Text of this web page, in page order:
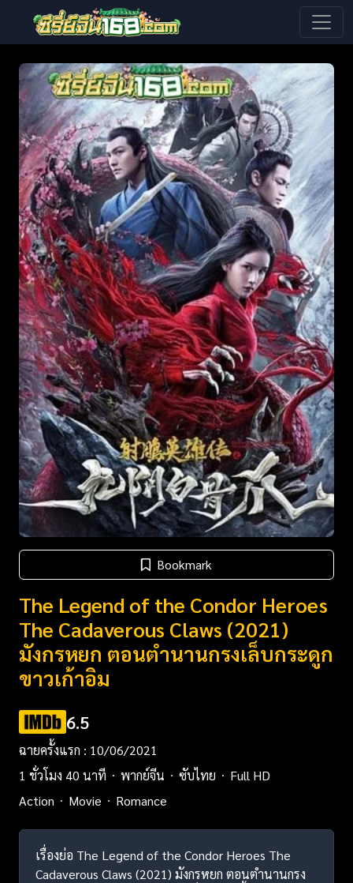
Bookmark
The Legend of the Condor Heroes
The Cadaverous Claws (2021)
มังกรหยก ตอนตำนานกรงเล็บกระดูก
ขาวเก้าอิม
6.5
ฉายครั้งแรก : 10/06/2021
1 ชั่วโมง 40 นาที
พากย์จีน ซับไทย
Full HD
Action
Movie Romance
เรื่องย่อ The Legend of the Condor Heroes The
Cadaverous Claws (2021) มังกรหยก ตอนตำนานกรง